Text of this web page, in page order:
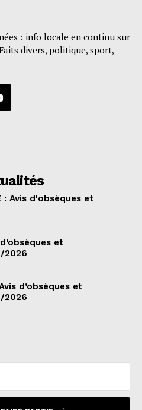
: info locale en continu sur
divers, politique, sport,
: Avis d'obsèques et
et
2026
d’obsèques et
2026